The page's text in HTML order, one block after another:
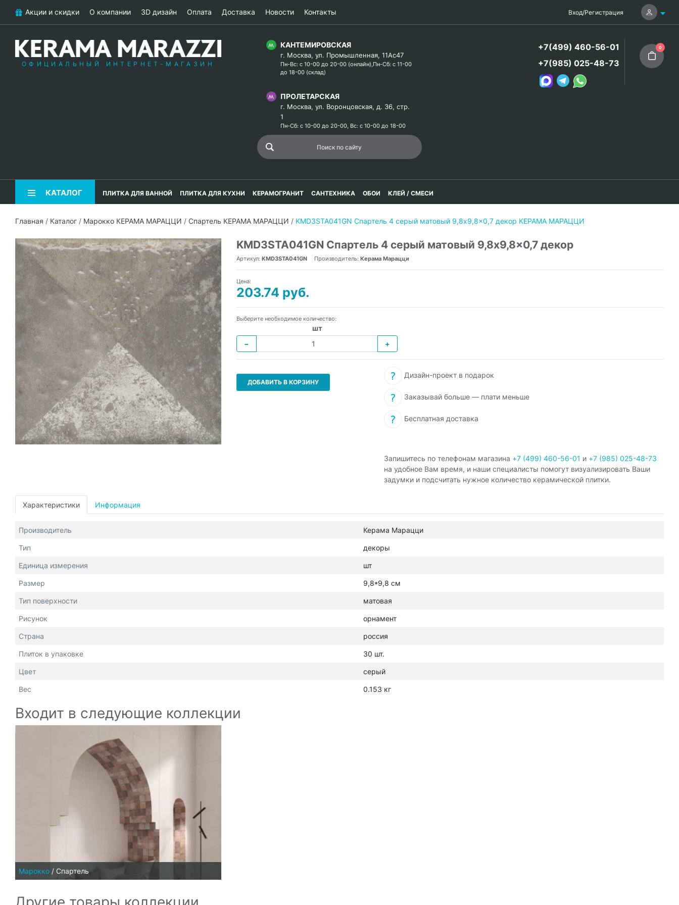
Акции и скидки О компании 3D дизайн Оплата Доставка Новости Контакты Вход/Регистрация
ОФИЦИАЛЬНЫЙ ИНТЕРНЕТ-МАГАЗИН
КАНТЕМИРОВСКАЯ
г. Москва, ул. Промышленная, 11Ас47
Пн-Вс: с 10-00 до 20-00 (онлайн),Пн-Сб: с 11-00
до 18-00 (склад)
ПРОЛЕТАРСКАЯ
г. Москва, ул. Воронцовская, д. 36, стр.
1
Пн-Сб: с 10-00 до 20-00, Вс: с 10-00 до 18-00
+7(499) 460-56-01
+7(985) 025-48-73
0
КАТАЛОГ ПЛИТКА ДЛЯ ВАННОЙ ПЛИТКА ДЛЯ КУХНИ КЕРАМОГРАНИТ САНТЕХНИКА ОБОИ КЛЕЙ / СМЕСИ
Главная / Каталог / Марокко КЕРАМА МАРАЦЦИ / Спартель КЕРАМА МАРАЦЦИ / KMD3STA041GN Спартель 4 серый матовый 9,8x9,8x0,7 декор КЕРАМА МАРАЦЦИ
KMD3STA041GN Спартель 4 серый матовый 9,8x9,8x0,7 декор
Артикул: KMD3STA041GN Производитель: Керама Марацци
Цена:
203.74 руб.
Выберите необходимое количество:
шт
−
+
ДОБАВИТЬ В КОРЗИНУ
Дизайн-проект в подарок
Заказывай больше — плати меньше
Бесплатная доставка
Запишитесь по телефонам магазина +7 (499) 460-56-01 и +7 (985) 025-48-73
на удобное Вам время, и наши специалисты помогут визуализировать Ваши
задумки и подсчитать нужное количество керамической плитки.
Характеристики Информация
Производитель Керама Марацци
Тип декоры
Единица измерения шт
Размер 9,8*9,8 см
Тип поверхности матовая
Рисунок орнамент
Страна россия
Плиток в упаковке 30 шт.
Цвет серый
Вес 0.153 кг
Входит в следующие коллекции
Марокко / Спартель